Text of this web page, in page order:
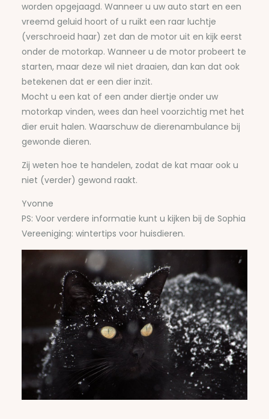
worden opgejaagd. Wanneer u uw auto start en een
vreemd geluid hoort of u ruikt een raar luchtje
(verschroeid haar) zet dan de motor uit en kijk eerst
onder de motorkap. Wanneer u de motor probeert te
starten, maar deze wil niet draaien, dan kan dat ook
betekenen dat er een dier inzit.
Mocht u een kat of een ander diertje onder uw
motorkap vinden, wees dan heel voorzichtig met het
dier eruit halen. Waarschuw de dierenambulance bij
gewonde dieren.
Zij weten hoe te handelen, zodat de kat maar ook u
niet (verder) gewond raakt.
Yvonne
PS: Voor verdere informatie kunt u kijken bij de Sophia
Vereeniging: wintertips voor huisdieren.